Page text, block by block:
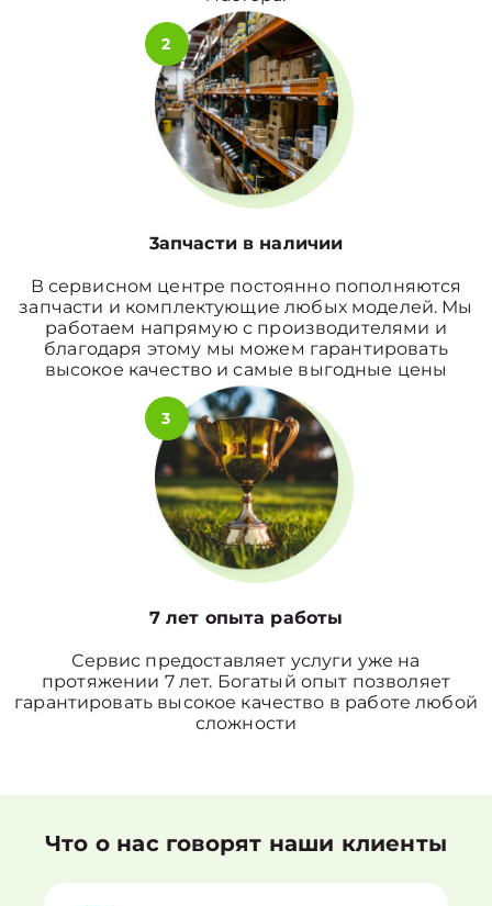
2
3апчасти в наличии
В сервисном центре постоянно пополняются
запчасти и комплектующие любых моделей. Мы
работаем напрямую с производителями и
благодаря этому мы можем гарантировать
высокое качество и самые выгодные цены
3
7 лет опыта работы
Сервис предоставляет услуги уже на
протяжении 7 лет. Богатый опыт позволяет
гарантировать высокое качество в работе любой
сложности
Что о нас говорят наши клиенты